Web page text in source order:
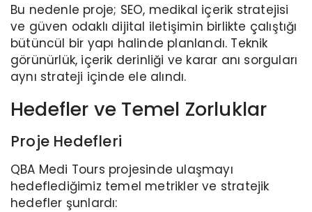
Bu nedenle proje; SEO, medikal içerik stratejisi
ve güven odaklı dijital iletişimin birlikte çalıştığı
bütüncül bir yapı halinde planlandı. Teknik
görünürlük, içerik derinliği ve karar anı sorguları
aynı strateji içinde ele alındı.
Hedefler ve Temel Zorluklar
Proje Hedefleri
QBA Medi Tours projesinde ulaşmayı
hedeflediğimiz temel metrikler ve stratejik
hedefler şunlardı: